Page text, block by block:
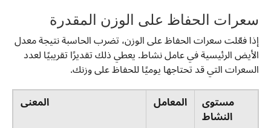
سعرات الحفاظ على الوزن المقدرة
إذا فعّلت سعرات الحفاظ على الوزن، تضرب الحاسبة نتيجة معدل
الأيض الرئيسية في عامل نشاط. يعطي ذلك تقديرًا تقريبيًا لعدد
السعرات التي قد تحتاجها يوميًا للحفاظ على وزنك.
مستوى
النشاط
المعامل
المعنى